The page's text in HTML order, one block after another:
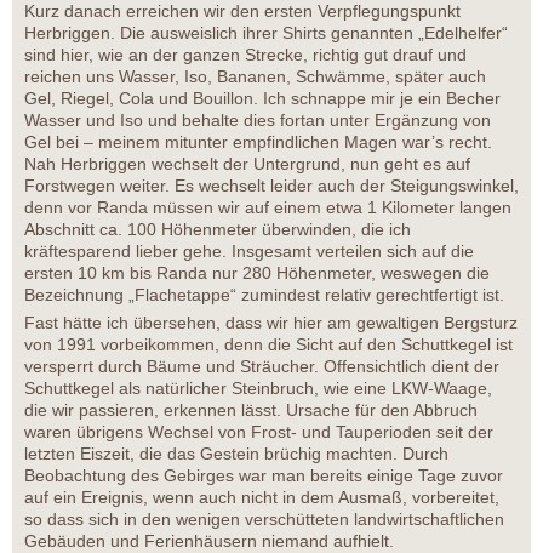
Kurz danach erreichen wir den ersten Verpflegungspunkt
Herbriggen. Die ausweislich ihrer Shirts genannten „Edelhelfer“
sind hier, wie an der ganzen Strecke, richtig gut drauf und
reichen uns Wasser, Iso, Bananen, Schwämme, später auch
Gel, Riegel, Cola und Bouillon. Ich schnappe mir je ein Becher
Wasser und Iso und behalte dies fortan unter Ergänzung von
Gel bei – meinem mitunter empfindlichen Magen war’s recht.
Nah Herbriggen wechselt der Untergrund, nun geht es auf
Forstwegen weiter. Es wechselt leider auch der Steigungswinkel,
denn vor Randa müssen wir auf einem etwa 1 Kilometer langen
Abschnitt ca. 100 Höhenmeter überwinden, die ich
kräftesparend lieber gehe. Insgesamt verteilen sich auf die
ersten 10 km bis Randa nur 280 Höhenmeter, weswegen die
Bezeichnung „Flachetappe“ zumindest relativ gerechtfertigt ist.
Fast hätte ich übersehen, dass wir hier am gewaltigen Bergsturz
von 1991 vorbeikommen, denn die Sicht auf den Schuttkegel ist
versperrt durch Bäume und Sträucher. Offensichtlich dient der
Schuttkegel als natürlicher Steinbruch, wie eine LKW-Waage,
die wir passieren, erkennen lässt. Ursache für den Abbruch
waren übrigens Wechsel von Frost- und Tauperioden seit der
letzten Eiszeit, die das Gestein brüchig machten. Durch
Beobachtung des Gebirges war man bereits einige Tage zuvor
auf ein Ereignis, wenn auch nicht in dem Ausmaß, vorbereitet,
so dass sich in den wenigen verschütteten landwirtschaftlichen
Gebäuden und Ferienhäusern niemand aufhielt.